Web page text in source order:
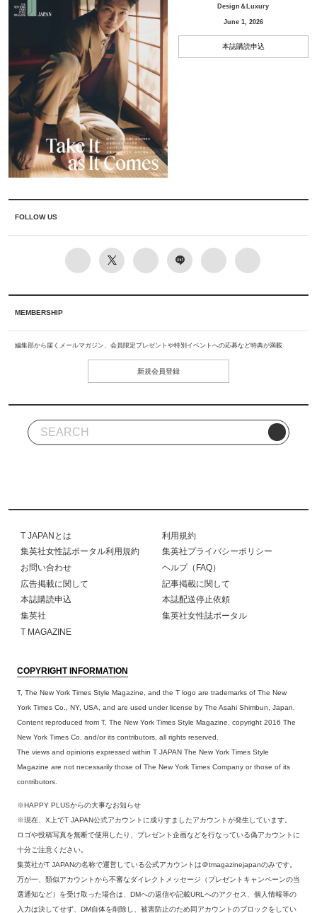
Design＆Luxury
June 1, 2026
本誌購読申込
FOLLOW US
MEMBERSHIP
編集部から届くメールマガジン、会員限定プレゼントや特別イベントへの応募など特典が満載
新規会員登録
T JAPANとは
利用規約
集英社女性誌ポータル利用規約
集英社プライバシーポリシー
お問い合わせ
ヘルプ（FAQ）
広告掲載に関して
記事掲載に関して
本誌購読申込
本誌配送停止依頼
集英社
集英社女性誌ポータル
T MAGAZINE
COPYRIGHT INFORMATION
T, The New York Times Style Magazine, and the T logo are trademarks of The New
York Times Co., NY, USA, and are used under license by The Asahi Shimbun, Japan.
Content reproduced from T, The New York Times Style Magazine, copyright 2016 The
New York Times Co. and/or its contributors, all rights reserved.
The views and opinions expressed within T JAPAN The New York Times Style
Magazine are not necessarily those of The New York Times Company or those of its
contributors.
※HAPPY PLUSからの大事なお知らせ
※現在、X上でT JAPAN公式アカウントに成りすましたアカウントが発生しています。
ロゴや投稿写真を無断で使用したり、プレゼント企画などを行なっている偽アカウントに
十分ご注意ください。
集英社がT JAPANの名称で運営している公式アカウントは＠tmagazinejapanのみです。
万が一、類似アカウントから不審なダイレクトメッセージ（プレゼントキャンペーンの当
選通知など）を受け取った場合は、DMへの返信や記載URLへのアクセス、個人情報等の
入力は決してせず、DM自体を削除し、被害防止のため同アカウントのブロックをしてい